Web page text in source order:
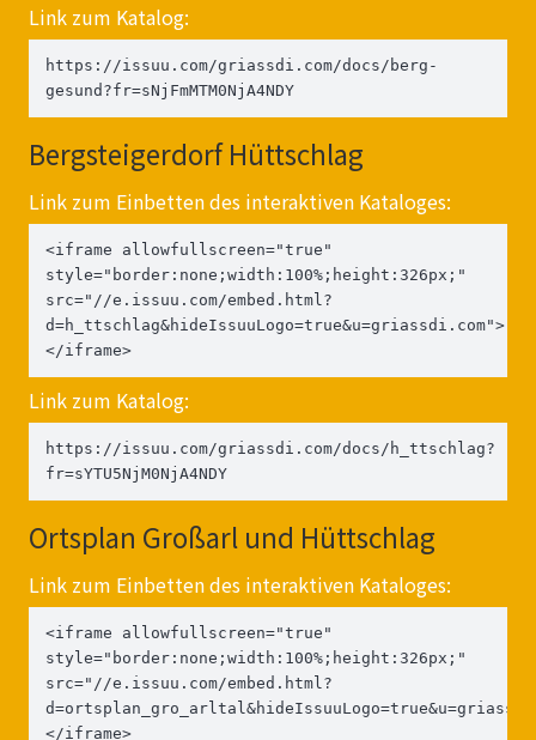
Link zum Katalog:
https://issuu.com/griassdi.com/docs/berg-
gesund?fr=sNjFmMTM0NjA4NDY
Bergsteigerdorf Hüttschlag
Link zum Einbetten des interaktiven Kataloges:
<iframe allowfullscreen="true"
style="border:none;width:100%;height:326px;"
src="//e.issuu.com/embed.html?
d=h_ttschlag&hideIssuuLogo=true&u=griassdi.com">
</iframe>
Link zum Katalog:
https://issuu.com/griassdi.com/docs/h_ttschlag?
fr=sYTU5NjM0NjA4NDY
Ortsplan Großarl und Hüttschlag
Link zum Einbetten des interaktiven Kataloges:
<iframe allowfullscreen="true"
style="border:none;width:100%;height:326px;"
src="//e.issuu.com/embed.html?
</iframe>